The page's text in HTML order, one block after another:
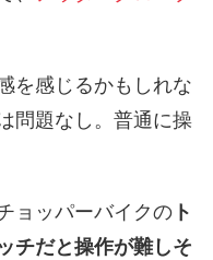
を感じるかもしれな
問題なし。普通に操
ョッパーバイクの ト
チだと操作が難しそ